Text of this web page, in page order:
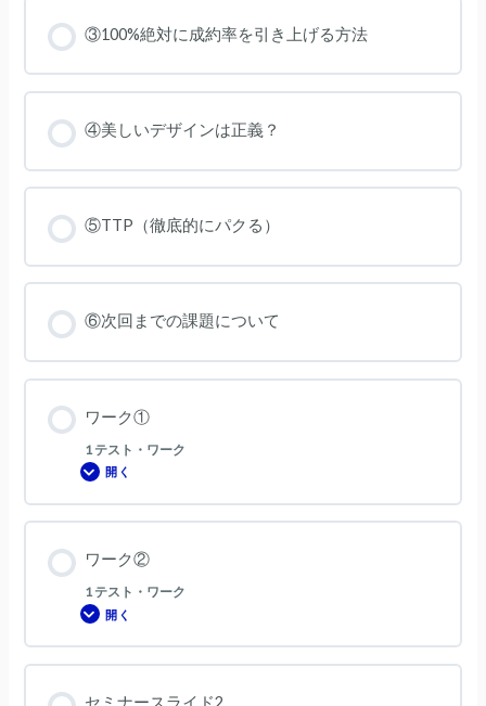
③100%絶対に成約率を引き上げる方法
④美しいデザインは正義？
⑤TTP（徹底的にパクる）
⑥次回までの課題について
ワーク①
1 テスト・ワーク
開く
ワ
ク
①
ワーク②
1 テスト・ワーク
開く
ワ
ク
②
セミナースライド2